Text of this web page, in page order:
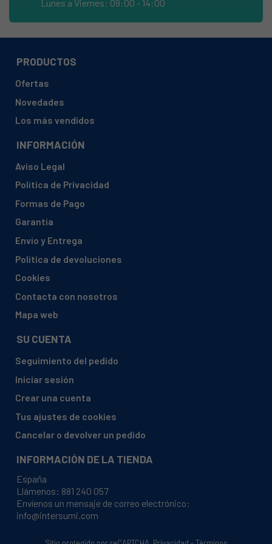
SMEG, BOLT157/E (136029)
SMEG, COFRDI60EC (149388)
SMEG, DD13E2
SMEG, DD612 (109216)
SMEG, DF12E1BL (146037)
SMEG, DF13E2WH
SMEG, DF13EF2WH (146023)
SMEG, DF13FAB3CR
SMEG, DF13FAB3CR (146020)
SMEG, DF13TF3X
SMEG, DF13TF3X (146025)
Lunes a Viernes: 09:00 - 14:00
PRODUCTOS
Ofertas
Novedades
Los más vendidos
INFORMACIÓN
Aviso Legal
Política de Privacidad
Formas de Pago
Garantía
Envío y Entrega
Política de devoluciones
Cookies
Contacta con nosotros
Mapa web
SU CUENTA
Seguimiento del pedido
Iniciar sesión
Crear una cuenta
Tus ajustes de cookies
Cancelar o devolver un pedido
INFORMACIÓN DE LA TIENDA
España
Llámenos: 881 240 057
Envíenos un mensaje de correo electrónico:
info@intersumi.com